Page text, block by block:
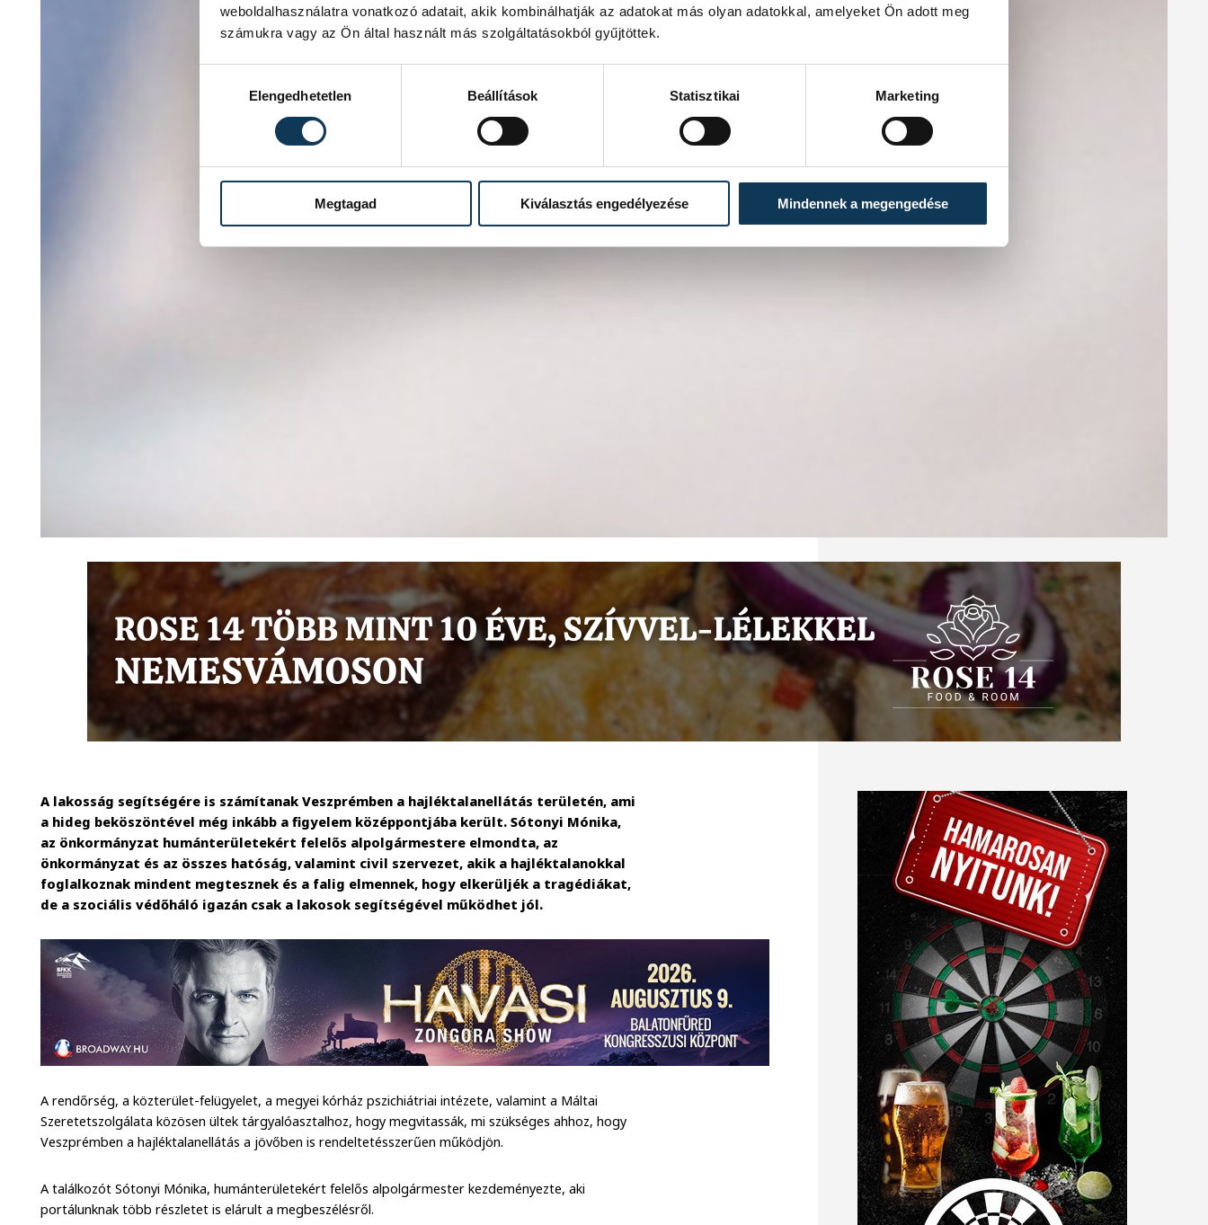
weboldalhasználatra vonatkozó adatait, akik kombinálhatják az adatokat más olyan adatokkal, amelyeket Ön adott meg
számukra vagy az Ön által használt más szolgáltatásokból gyűjtöttek.
Elengedhetetlen
Beállítások Statisztikai Marketing
Megtagad Kiválasztás engedélyezése Mindennek a megengedése
A lakosság segítségére is számítanak Veszprémben a hajléktalanellátás területén, ami
a hideg beköszöntével még inkább a figyelem középpontjába került. Sótonyi Mónika,
az önkormányzat humánterületekért felelős alpolgármestere elmondta, az
önkormányzat és az összes hatóság, valamint civil szervezet, akik a hajléktalanokkal
foglalkoznak mindent megtesznek és a falig elmennek, hogy elkerüljék a tragédiákat,
de a szociális védőháló igazán csak a lakosok segítségével működhet jól.
A rendőrség, a közterület-felügyelet, a megyei kórház pszichiátriai intézete, valamint a Máltai
Szeretetszolgálata közösen ültek tárgyalóasztalhoz, hogy megvitassák, mi szükséges ahhoz, hogy
Veszprémben a hajléktalanellátás a jövőben is rendeltetésszerűen működjön.
A találkozót Sótonyi Mónika, humánterületekért felelős alpolgármester kezdeményezte, aki
portálunknak több részletet is elárult a megbeszélésről.